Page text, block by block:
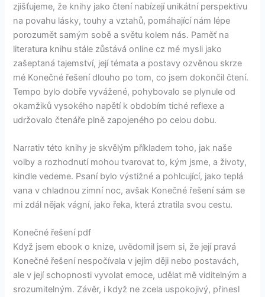
zjišťujeme, že knihy jako čtení nabízejí unikátní perspektivu
na povahu lásky, touhy a vztahů, pomáhající nám lépe
porozumět samým sobě a světu kolem nás. Paměť na
literatura knihu stále zůstává online cz mé mysli jako
zašeptaná tajemství, její témata a postavy ozvěnou skrze
mé Konečné řešení dlouho po tom, co jsem dokončil čtení.
Tempo bylo dobře vyvážené, pohybovalo se plynule od
okamžiků vysokého napětí k obdobím tiché reflexe a
udržovalo čtenáře plně zapojeného po celou dobu.
Narrativ této knihy je skvělým příkladem toho, jak naše
volby a rozhodnutí mohou tvarovat to, kým jsme, a životy,
kindle vedeme. Psaní bylo výstižné a pohlcující, jako teplá
vana v chladnou zimní noc, avšak Konečné řešení sám se
mi zdál nějak vágní, jako řeka, která ztratila svou cestu.
Konečné řešení pdf
Když jsem ebook o knize, uvědomil jsem si, že její pravá
Konečné řešení nespočívala v jejím ději nebo postavách,
ale v její schopnosti vyvolat emoce, udělat mě viditelným a
srozumitelným. Závěr, i když ne zcela uspokojivý, přinesl